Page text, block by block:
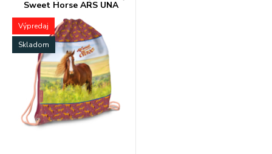
Sweet Horse ARS UNA
Výpredaj
Skladom